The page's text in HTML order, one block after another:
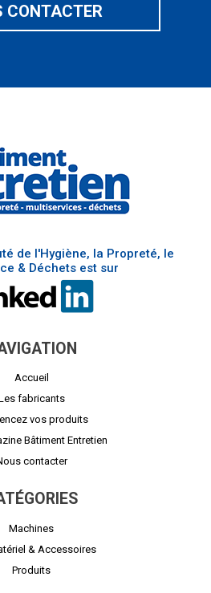
CONTACTER
de l'Hygiène, la Propreté, le
& Déchets est sur
Accueil
fabricants
vos produits
Bâtiment Entretien
contacter
Machines
& Accessoires
Produits